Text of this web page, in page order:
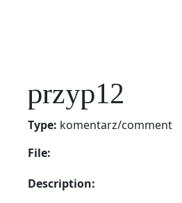
przyp12
Type: komentarz/comment
File:
Description: